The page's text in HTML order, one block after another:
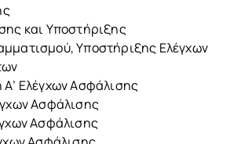
και Υποστήριξης
Υποστήριξης Ελέγχων
Ελέγχων Ασφάλισης
Ασφάλισης
Ασφάλισης